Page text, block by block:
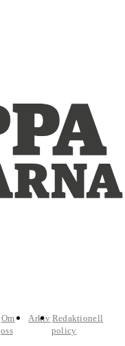
Om
oss
Arkiv Redaktionell
policy